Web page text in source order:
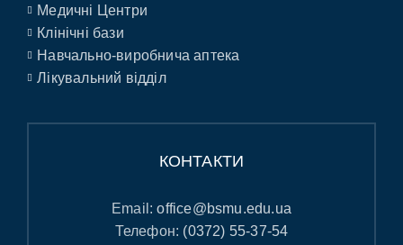
Медичні Центри
Клінічні бази
Навчально-виробнича аптека
Лікувальний відділ
КОНТАКТИ
Email:office@bsmu.edu.ua
Телефон: (0372) 55-37-54